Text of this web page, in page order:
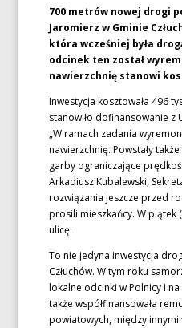
700 metrów nowej drogi
Jaromierz w Gminie
która wcześniej była
odcinek ten został
nawierzchnię stanowi
Inwestycja kosztowała 496
stanowiło dofinansowanie z
„W ramach zadania
nawierzchnię. Powstały
garby ograniczające
Arkadiusz Kubalewski,
rozwiązania jeszcze przed
prosili mieszkańcy. W piątek
ulicę.
To nie jedyna inwestycja
Człuchów. W tym roku
lokalne odcinki w Polnicy i
także współfinansowała
powiatowych, między